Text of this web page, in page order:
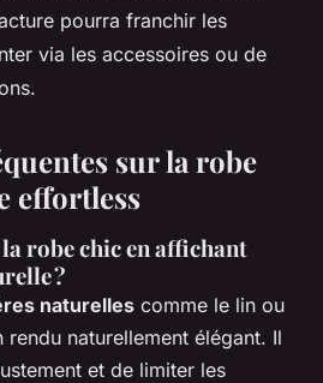
pourra franchir les
via les accessoires ou de
sur la robe
effortless
robe chic en affichant
?
naturelles comme le lin ou
naturellement élégant. Il
et de limiter les